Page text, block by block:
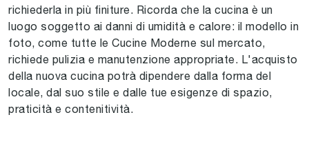
richiederla in più finiture. Ricorda che la cucina è un
luogo soggetto ai danni di umidità e calore: il modello in
foto, come tutte le Cucine Moderne sul mercato,
richiede pulizia e manutenzione appropriate. L'acquisto
della nuova cucina potrà dipendere dalla forma del
locale, dal suo stile e dalle tue esigenze di spazio,
praticità e contenitività.